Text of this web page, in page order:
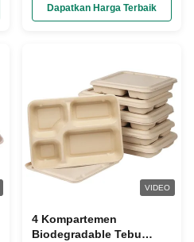
Dapatkan Harga Terbaik
VIDEO
4 Kompartemen
Biodegradable Tebu